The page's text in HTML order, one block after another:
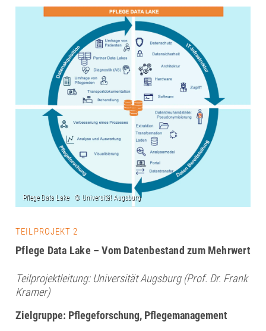
TEILPROJEKT 2
Pflege Data Lake – Vom Datenbestand zum Mehrwert
Teilprojektleitung: Universität Augsburg (Prof. Dr. Frank
Kramer)
Zielgruppe: Pflegeforschung, Pflegemanagement